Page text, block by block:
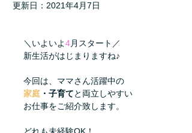
更新日： 2021年4月7日
＼いよいよ4月スタート／
新生活がはじまりますね♪
今回は、ママさん活躍中の
家庭 ・ 子育てと両立しやすい
お仕事をご紹介致します。